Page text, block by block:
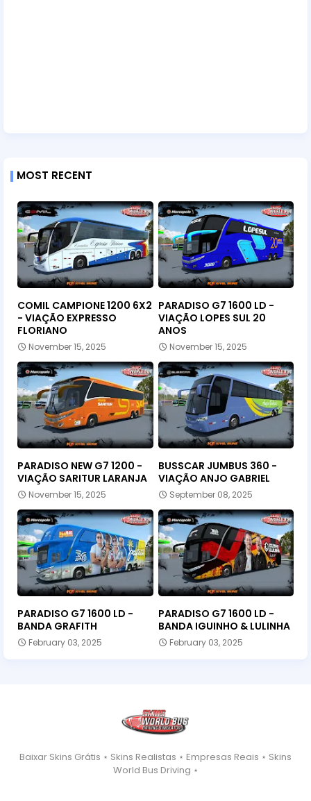
MOST RECENT
COMIL CAMPIONE 1200 6X2
- VIAÇÃO EXPRESSO
FLORIANO
November 15, 2025
PARADISO G7 1600 LD -
VIAÇÃO LOPES SUL 20
ANOS
November 15, 2025
PARADISO NEW G7 1200 -
VIAÇÃO SARITUR LARANJA
November 15, 2025
BUSSCAR JUMBUS 360 -
VIAÇÃO ANJO GABRIEL
September 08, 2025
PARADISO G7 1600 LD -
BANDA GRAFITH
February 03, 2025
PARADISO G7 1600 LD -
BANDA IGUINHO & LULINHA
February 03, 2025
Baixar Skins Grátis ⋆ Skins Realistas ⋆ Empresas Reais ⋆ Skins
World Bus Driving ⋆